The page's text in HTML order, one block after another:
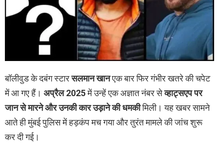
बॉलीवुड के दबंग स्टारसलमान खानएक बार फिर गंभीर खतरे की चपेट
में आ गए हैं। अप्रैल 2025में उन्हें एक अज्ञात नंबर सेव्हाट्सएप पर
जान से मारने और उनकी कार उड़ाने की धमकीमिली। यह खबर सामने
आते ही मुंबई पुलिस में हड़कंप मच गया और तुरंत मामले की जांच शुरू
कर दी गई।